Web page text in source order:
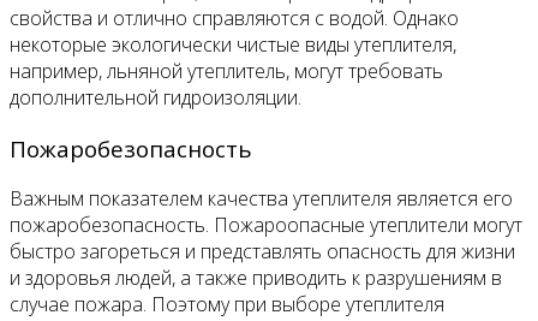
свойства и отлично справляются с водой. Однако
некоторые экологически чистые виды утеплителя,
например, льняной утеплитель, могут требовать
дополнительной гидроизоляции.
Пожаробезопасность
Важным показателем качества утеплителя является его
пожаробезопасность. Пожароопасные утеплители могут
быстро загореться и представлять опасность для жизни
и здоровья людей, а также приводить к разрушениям в
случае пожара. Поэтому при выборе утеплителя